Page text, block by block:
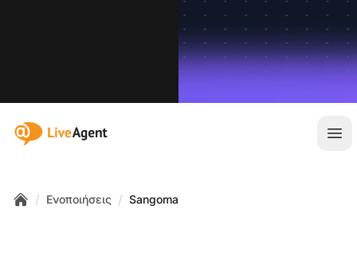
:site.title
/ Ενοποιήσεις / Sangoma